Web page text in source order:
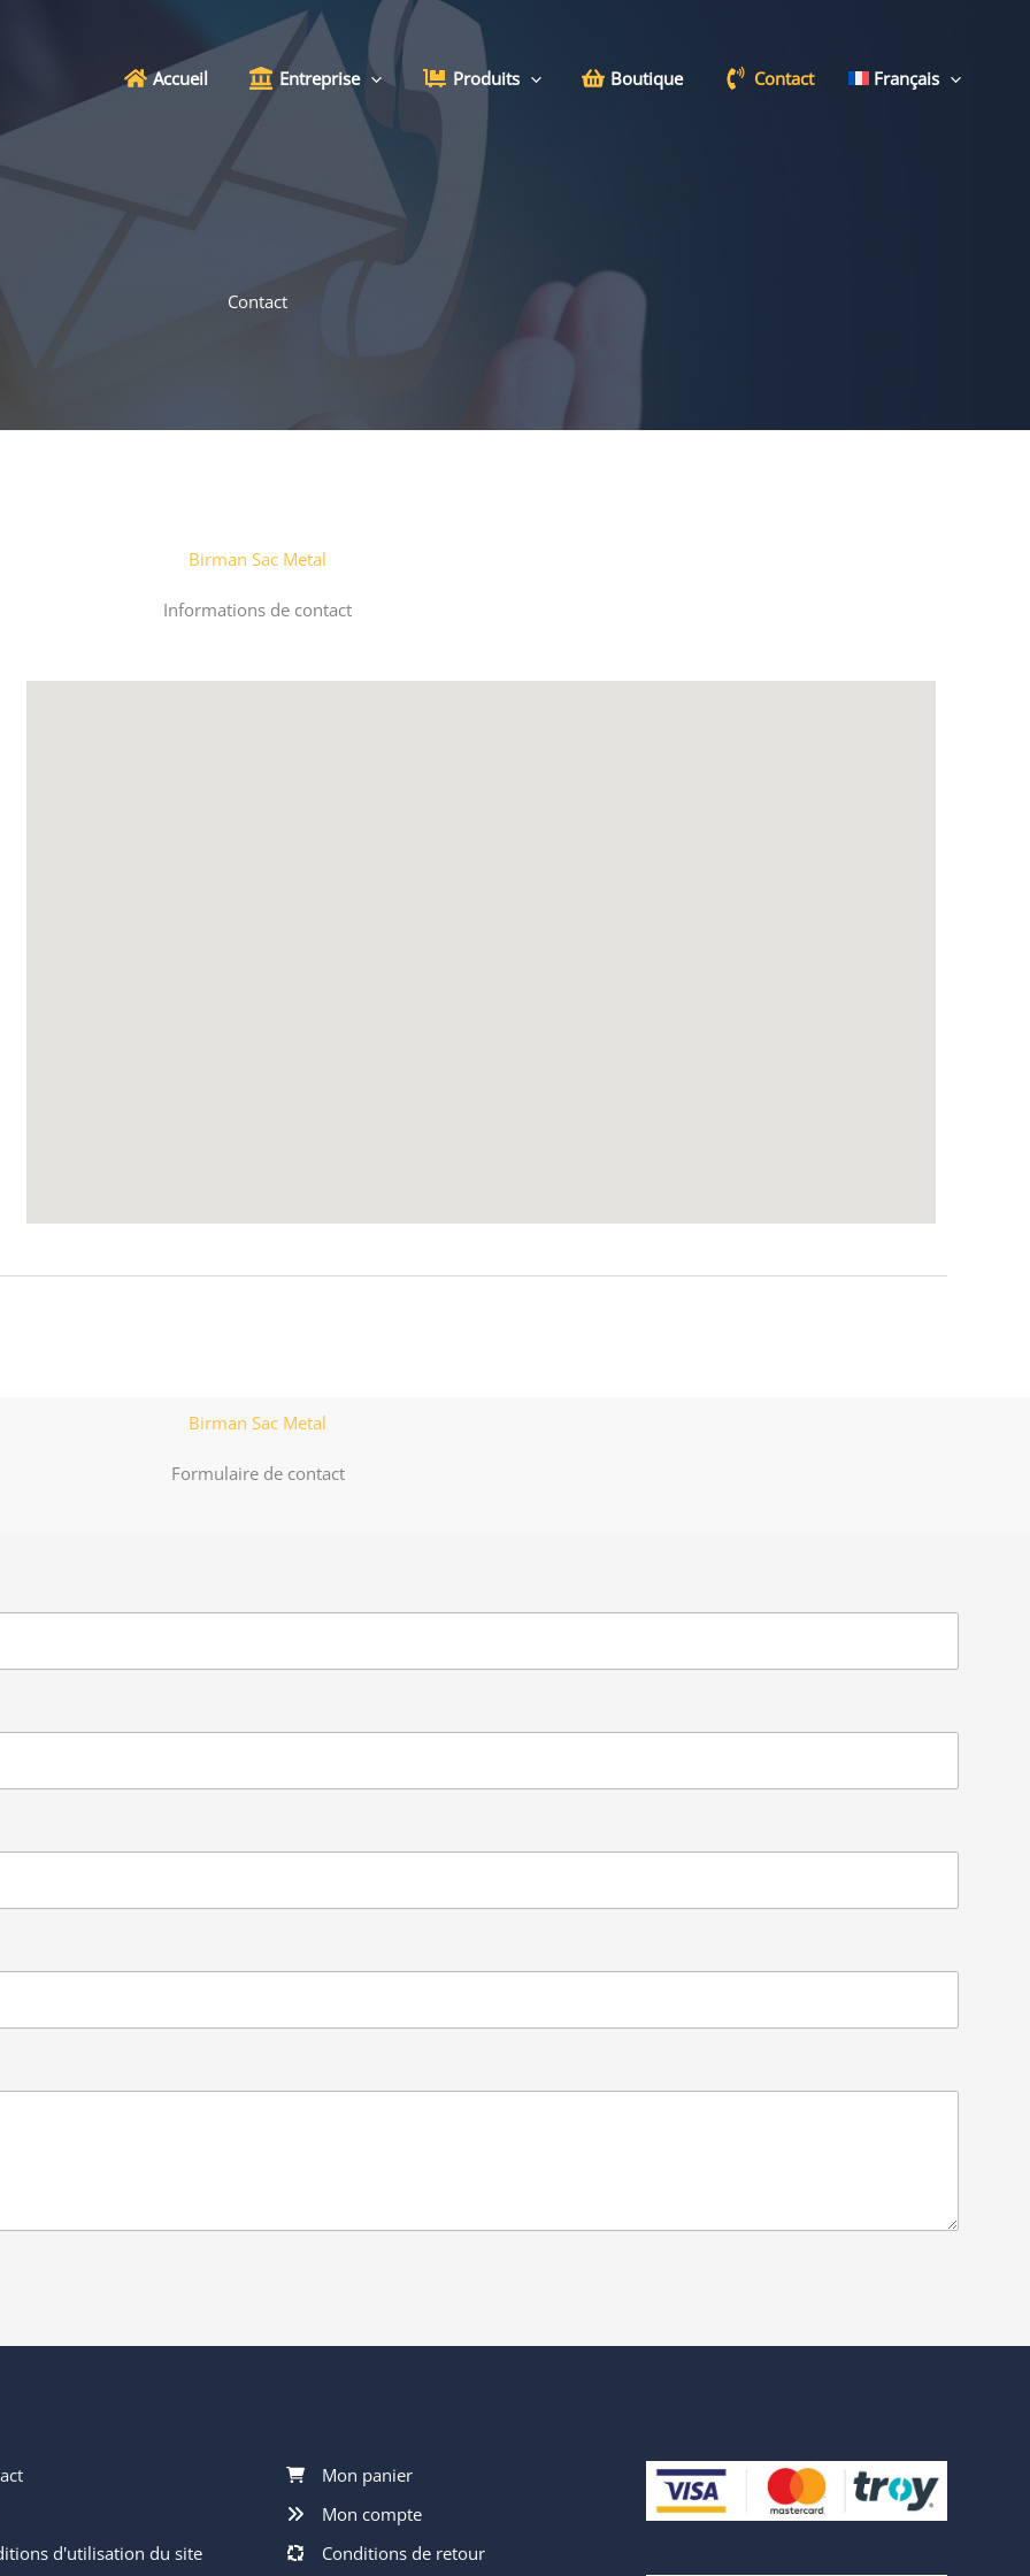
Accueil Entreprise Produits Boutique Contact Français
Contact
Birman Sac Metal
Informations de contact
Birman Sac Metal
Formulaire de contact
d'utilisation du site
Mon panier
Mon compte
Conditions de retour